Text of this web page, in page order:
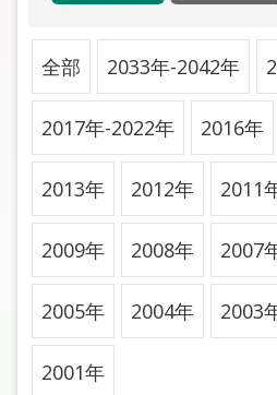
於
市
圖
線
上
申
請
常
見
問
全部 2033年-2042年
2017年-2022年 2016年
2013年 2012年 2011
2009年 2008年 2007
2005年 2004年 2003
2001年